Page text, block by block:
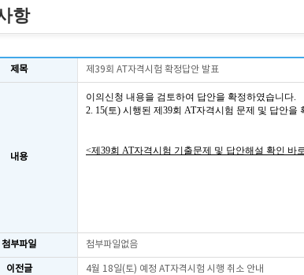
항
제목 제39회 AT자격시험 확정답안 발표
내용
이의신청 내용을 검토하여 답안을 확정하였습니다.
2. 15(토) 시행된 제39회 AT자격시험 문제 및 답안을
<제39회 AT자격시험 기출문제 및 답안해설 확인 바
첨부파일 첨부파일없음
이전글 4월 18일(토) 예정 AT자격시험 시행 취소 안내